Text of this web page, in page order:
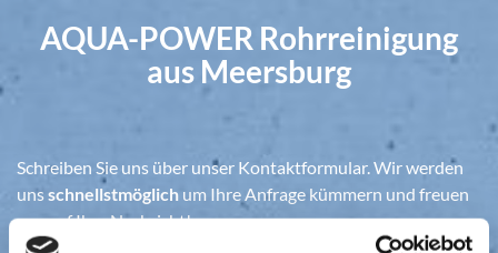
AQUA-POWER Rohrreinigung
aus Meersburg
Schreiben Sie uns über unser Kontaktformular. Wir werden
unsschnellstmöglich um Ihre Anfrage kümmern und freuen
uns auf Ihre Nachricht!